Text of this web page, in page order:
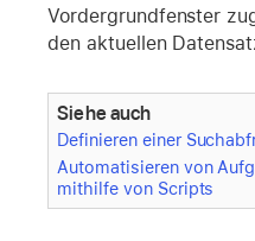
Vordergrundfenster
den aktuellen
Siehe auch
Definieren einer
Automatisieren von
mithilfe von Scripts